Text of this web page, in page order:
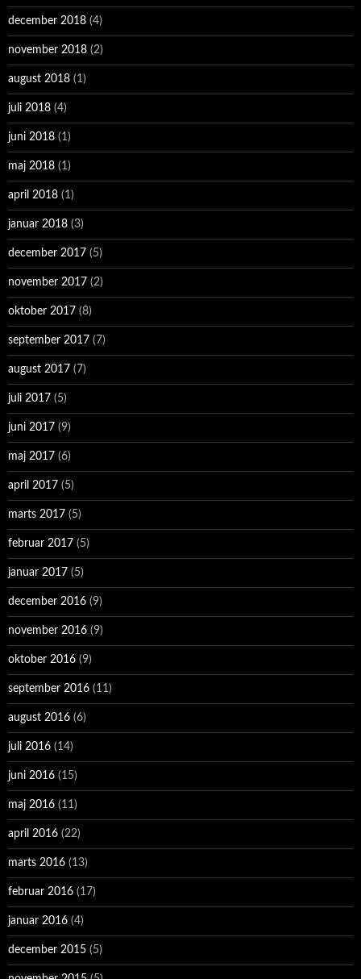
december 2018 (4)
november 2018 (2)
august 2018 (1)
juli 2018 (4)
juni 2018 (1)
maj 2018 (1)
april 2018 (1)
januar 2018 (3)
december 2017 (5)
november 2017 (2)
oktober 2017 (8)
september 2017 (7)
august 2017 (7)
juli 2017 (5)
juni 2017 (9)
maj 2017 (6)
april 2017 (5)
marts 2017 (5)
februar 2017 (5)
januar 2017 (5)
december 2016 (9)
november 2016 (9)
oktober 2016 (9)
september 2016 (11)
august 2016 (6)
juli 2016 (14)
juni 2016 (15)
maj 2016 (11)
april 2016 (22)
marts 2016 (13)
februar 2016 (17)
januar 2016 (4)
december 2015 (5)